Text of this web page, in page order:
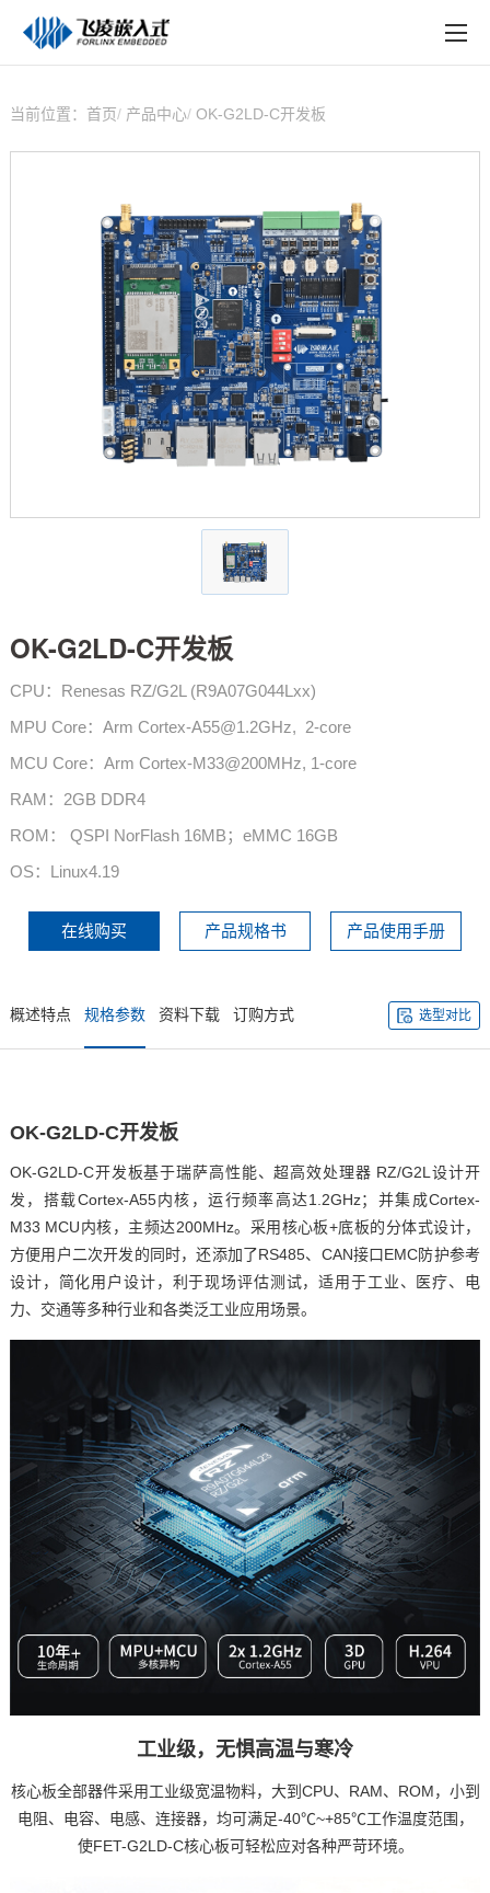
在线文档
方案定制
在线购买
当前位置： 首页 产品中心 OK-G2LD-C开发板
OK-G2LD-C开发板
CPU：Renesas RZ/G2L (R9A07G044Lxx)
MPU Core：Arm Cortex-A55@1.2GHz, 2-core
MCU Core：Arm Cortex-M33@200MHz, 1-core
RAM：2GB DDR4
ROM： QSPI NorFlash 16MB；eMMC 16GB
OS：Linux4.19
在线购买 产品规格书 产品使用手册
概述特点 规格参数 资料下载 订购方式 选型对比
OK-G2LD-C开发板
OK-G2LD-C开发板基于瑞萨高性能、超高效处理器 RZ/G2L设计开
发，搭载Cortex-A55内核，运行频率高达1.2GHz；并集成Cortex-
M33 MCU内核，主频达200MHz。采用核心板+底板的分体式设计，
方便用户二次开发的同时，还添加了RS485、CAN接口EMC防护参考
设计，简化用户设计，利于现场评估测试，适用于工业、 医疗、 电
力、交通等多种行业和各类泛工业应用场景。
工业级，无惧高温与寒冷
核心板全部器件采用工业级宽温物料，大到CPU、RAM、ROM，小到
电阻、电容、电感、连接器，均可满足-40℃~+85℃工作温度范围，
使FET-G2LD-C核心板可轻松应对各种严苛环境。